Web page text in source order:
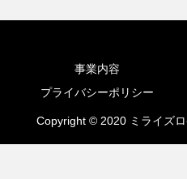
事業内容
プライバシーポリシー
Copyright © 2020 ミライズ